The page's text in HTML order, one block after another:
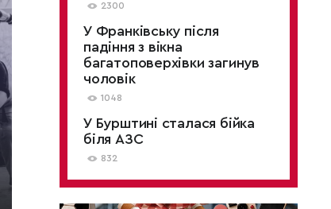
2300
У Франківську після
падіння з вікна
багатоповерхівки загинув
чоловік
1048
У Бурштині сталася бійка
біля АЗС
832